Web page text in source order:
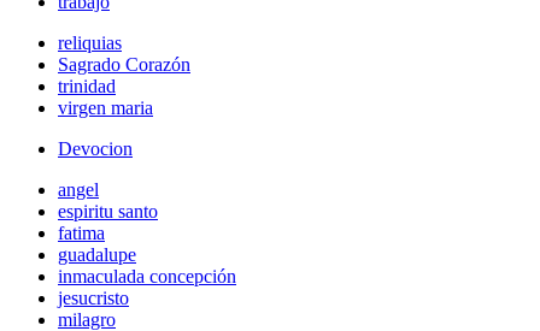
reliquias
Sagrado Corazón
trinidad
virgen maria
Devocion
angel
espiritu santo
fatima
guadalupe
inmaculada concepción
jesucristo
milagro